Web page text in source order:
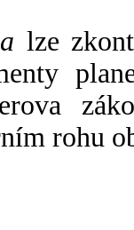
a lze
rohu